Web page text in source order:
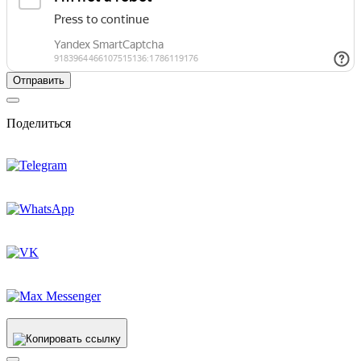
Поделиться